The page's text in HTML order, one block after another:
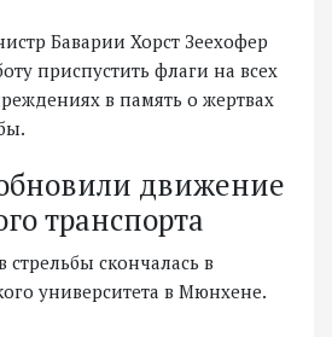
Баварии Хорст Зеехофер
приспустить флаги на всех
в память о жертвах
движение
транспорта
скончалась в
университета в Мюнхене.